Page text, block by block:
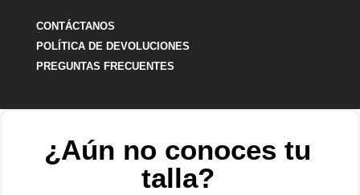
CONTÁCTANOS
POLÍTICA DE DEVOLUCIONES
PREGUNTAS FRECUENTES
¿Aún no conoces tu
talla?